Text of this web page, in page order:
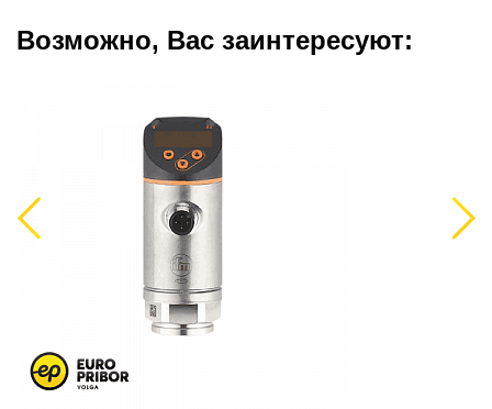
Возможно, Вас заинтересуют:
Previous Next